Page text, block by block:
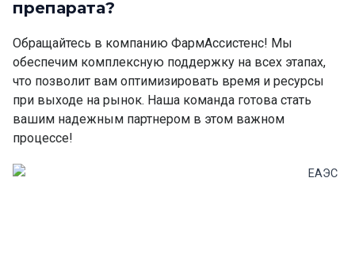
препарата?
Обращайтесь в компанию ФармАссистенс! Мы
обеспечим комплексную поддержку на всех этапах,
что позволит вам оптимизировать время и ресурсы
при выходе на рынок. Наша команда готова стать
вашим надежным партнером в этом важном
процессе!